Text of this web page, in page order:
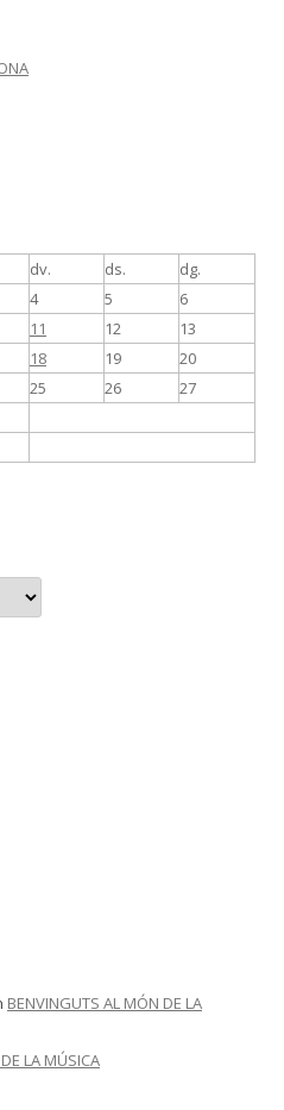
dv. ds. dg.
4 5
6
11 12
13
18 19
20
25 26
27
BENVINGUTS AL MÓN DE LA
LA MÚSICA